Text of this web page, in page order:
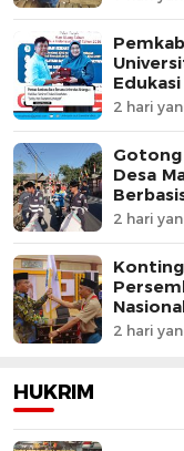
2 hari
Gotong
Desa
2 hari
2 hari
HUKRIM